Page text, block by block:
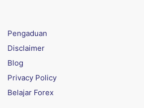
Pengaduan
Disclaimer
Blog
Privacy Policy
Belajar Forex